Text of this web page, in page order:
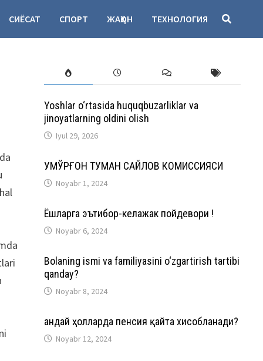
СИЁСАТ СПОРТ ЖАҲОН ТЕХНОЛОГИЯ
Yoshlar o‘rtasida huquqbuzarliklar va
jinoyatlarning oldini olish
Iyul 29, 2026
ҚУМҚЎРҒОН ТУМАН САЙЛОВ КОМИССИЯСИ
Noyabr 1, 2024
Ёшларга эътибор-келажак пойдевори !
Noyabr 6, 2024
Bolaning ismi va familiyasini o‘zgartirish tartibi
qanday?
Noyabr 8, 2024
Қандай ҳолларда пенсия қайта хисобланади?
Noyabr 12, 2024